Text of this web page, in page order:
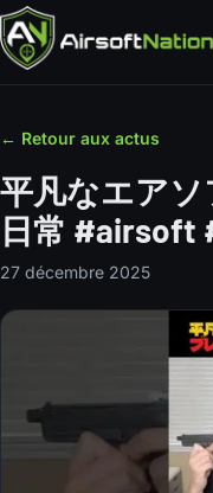
← Retour aux actus
平凡なエア
日常 #airsoft
27 décembre 2025